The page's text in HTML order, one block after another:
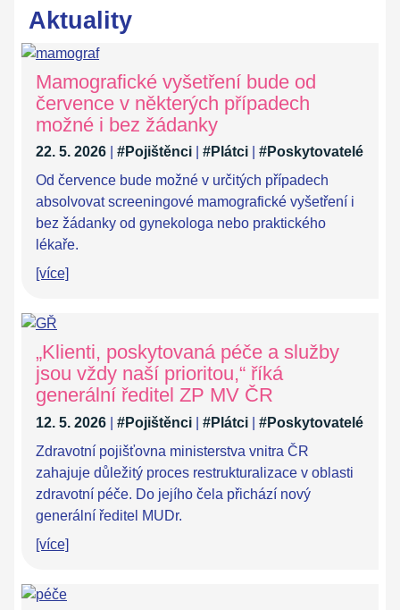
Aktuality
Mamografické vyšetření bude od
července v některých případech
možné i bez žádanky
22. 5. 2026 #Pojištěnci #Plátci
#Poskytovatelé
Od července bude možné v určitých případech
absolvovat screeningové mamografické vyšetření i
bez žádanky od gynekologa nebo praktického
lékaře.
[více]
„Klienti, poskytovaná péče a služby
jsou vždy naší prioritou,“ říká
generální ředitel ZP MV ČR
12. 5. 2026 #Pojištěnci #Plátci
#Poskytovatelé
Zdravotní pojišťovna ministerstva vnitra ČR
zahajuje důležitý proces restrukturalizace v oblasti
zdravotní péče. Do jejího čela přichází nový
generální ředitel MUDr.
[více]